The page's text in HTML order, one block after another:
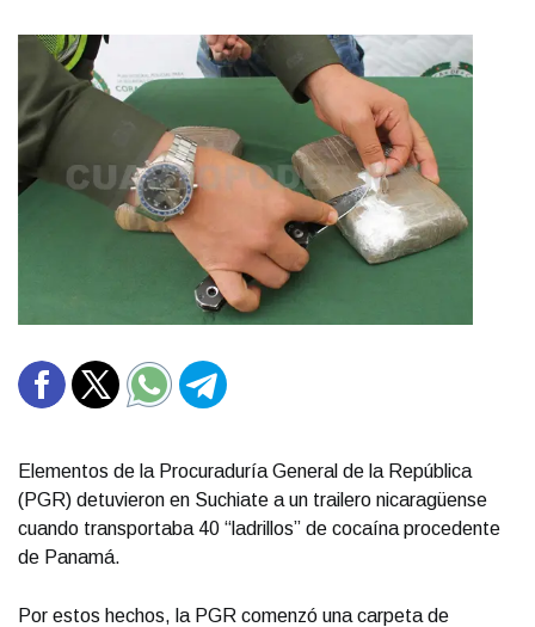
Elementos de la Procuraduría General de la República
(PGR) detuvieron en Suchiate a un trailero nicaragüense
cuando transportaba 40 “ladrillos” de cocaína procedente
de Panamá.
Por estos hechos, la PGR comenzó una carpeta de